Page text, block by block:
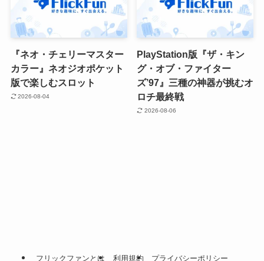
『ネオ・チェリーマスター
カラー』ネオジオポケット
版で楽しむスロット
2026-08-04
PlayStation版『ザ・キン
グ・オブ・ファイター
ズ’97』三種の神器が挑むオ
ロチ最終戦
2026-08-06
フリックファンとは 利用規約 プライバシーポリシー